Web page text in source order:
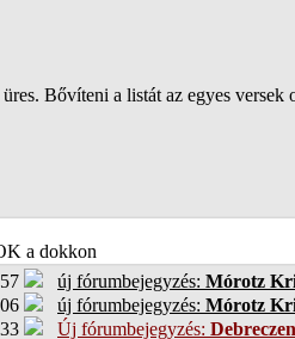
Bővíteni a listát az egyes versek
a dokkon
új fórumbejegyzés: Mórotz
új fórumbejegyzés: Mórotz
Új fórumbejegyzés: